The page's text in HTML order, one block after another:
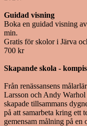
Guidad visning
Boka en guidad visning
min.
Gratis för skolor i Järva
700 kr
Skapande skola -
Från renässansens
Larsson och Andy
skapade tillsammans
på att samarbeta kring ett
gemensam målning på en